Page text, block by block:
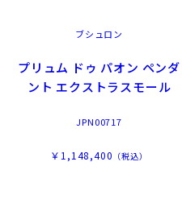
ブシュロン
プリュム ドゥ パオン ペンダ
ント エクストラスモール
JPN00717
￥1,148,400 （税込）